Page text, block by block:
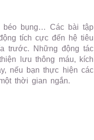
béo bụng… Các bài tập
tích cực đến hệ tiêu
trước. Những động tác
lưu thông máu, kích
nếu bạn thực hiện các
thời gian ngắn.